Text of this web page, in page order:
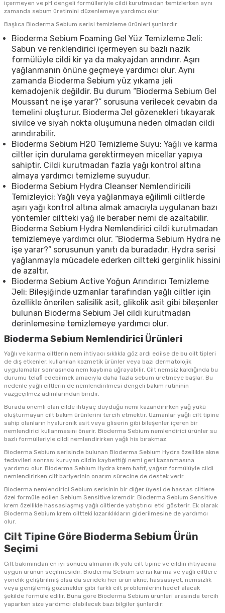
içermeyen ve pH dengeli formülleriyle cildi kurutmadan temizlerken aynı
zamanda sebum üretimini düzenlemeye yardımcı olur.
Başlıca Bioderma Sebium serisi temizleme ürünleri şunlardır:
Bioderma Sebium Foaming Gel Yüz Temizleme Jeli:
Sabun ve renklendirici içermeyen su bazlı nazik
formülüyle cildi kir ya da makyajdan arındırır. Aşırı
yağlanmanın önüne geçmeye yardımcı olur. Aynı
zamanda Bioderma Sebium yüz yıkama jeli
kemadojenik değildir. Bu durum “Bioderma Sebium Gel
Moussant ne işe yarar?” sorusuna verilecek cevabın da
temelini oluşturur. Bioderma Jel gözenekleri tıkayarak
sivilce ve siyah nokta oluşumuna neden olmadan cildi
arındırabilir.
Bioderma Sebium H2O Temizleme Suyu: Yağlı ve karma
ciltler için durulama gerektirmeyen micellar yapıya
sahiptir. Cildi kurutmadan fazla yağı kontrol altına
almaya yardımcı temizleme suyudur.
Bioderma Sebium Hydra Cleanser Nemlendiricili
Temizleyici: Yağlı veya yağlanmaya eğilimli ciltlerde
aşırı yağı kontrol altına almak amacıyla uygulanan bazı
yöntemler ciltteki yağ ile beraber nemi de azaltabilir.
Bioderma Sebium Hydra Nemlendirici cildi kurutmadan
temizlemeye yardımcı olur. “Bioderma Sebium Hydra ne
işe yarar?” sorusunun yanıtı da buradadır. Hydra serisi
yağlanmayla mücadele ederken ciltteki gerginlik hissini
de azaltır.
Bioderma Sebium Active Yoğun Arındırıcı Temizleme
Jeli: Bileşiğinde uzmanlar tarafından yağlı ciltler için
özellikle önerilen salisilik asit, glikolik asit gibi bileşenler
bulunan Bioderma Sebium Jel cildi kurutmadan
derinlemesine temizlemeye yardımcı olur.
Bioderma Sebium Nemlendirici Ürünleri
Yağlı ve karma ciltlerin nem ihtiyacı sıklıkla göz ardı edilse de bu cilt tipleri
de dış etkenler, kullanılan kozmetik ürünler veya bazı dermatolojik
uygulamalar sonrasında nem kaybına uğrayabilir. Cilt nemsiz kaldığında bu
durumu telafi edebilmek amacıyla daha fazla sebum üretmeye başlar. Bu
nedenle yağlı ciltlerin de nemlendirilmesi dengeli bakım rutininin
vazgeçilmez adımlarından biridir.
Burada önemli olan cilde ihtiyaç duyduğu nemi kazandırırken yağ yükü
oluşturmayan cilt bakım ürünlerini tercih etmektir. Uzmanlar yağlı cilt tipine
sahip olanların hyaluronik asit veya gliserin gibi bileşenler içeren bir
nemlendirici kullanmasını önerir. Bioderma Sebium nemlendirici ürünler su
bazlı formülleriyle cildi nemlendirirken yağlı his bırakmaz.
Bioderma Sebium serisinde bulunan Bioderma Sebium Hydra özellikle akne
tedavileri sonrası kuruyan cildin kaybettiği nemi geri kazanmasına
yardımcı olur. Bioderma Sebium Hydra krem hafif, yağsız formülüyle cildi
nemlendirirken cilt bariyerinin onarım sürecine de destek verir.
Bioderma nemlendirici Sebium serisinin bir diğer üyesi de hassas ciltlere
özel formüle edilen Sebium Sensitive kremdir. Bioderma Sebium Sensitive
krem özellikle hassaslaşmış yağlı ciltlerde yatıştırıcı etki gösterir. Ek olarak
Bioderma Sebium krem ciltteki kızarıklıkların giderilmesine de yardımcı
olur.
Cilt Tipine Göre Bioderma Sebium Ürün
Seçimi
Cilt bakımından en iyi sonucu almanın ilk yolu cilt tipine ve cildin ihtiyacına
uygun ürünün seçilmesidir. Bioderma Sebium serisi karma ve yağlı ciltlere
yönelik geliştirilmiş olsa da serideki her ürün akne, hassasiyet, nemsizlik
veya genişlemiş gözenekler gibi farklı cilt problemlerini hedef alacak
şekilde formüle edilir. Buna göre Bioderma Sebium ürünleri arasında tercih
yaparken size yardımcı olabilecek bazı bilgiler şunlardır: